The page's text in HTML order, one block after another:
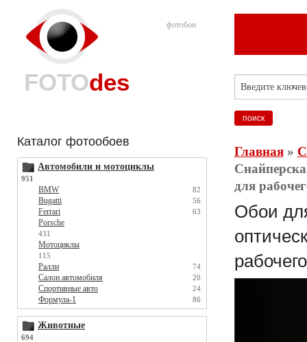
фотобои
FOTOdes
Каталог фотообоев
Автомобили и мотоциклы
951
BMW 82
Bugatti 56
Ferrari 63
Porsche
431
Мотоциклы
115
Ралли 74
Салон автомобиля 20
Спортивные авто 24
Формула-1 86
Животные
694
Главная»
для
Обои